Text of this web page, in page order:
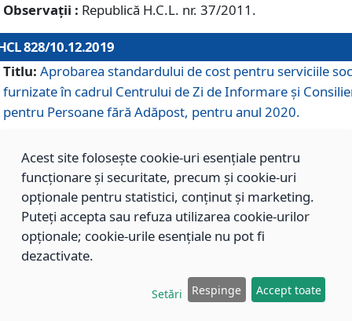
Observații : Republică H.C.L. nr. 37/2011.
828/10.12.2019
Titlu: Aprobarea standardului de cost pentru serviciile
furnizate în cadrul Centrului de Zi de Informare și
pentru Persoane fără Adăpost, pentru anul 2020.
827/10.12.2019
Aprobarea standardului de cost pentru serviciile
furnizate în cadrul Centrului Rezidențial pentru Persoane
Adăpost, pentru anul 2020.
Aprobarea standardului de cost pentru serviciile
Acest site folosește cookie-uri esențiale pentru
funcționare și securitate, precum și cookie-uri
opționale pentru statistici, conținut și marketing.
Puteți accepta sau refuza utilizarea cookie-urilor
opționale; cookie-urile esențiale nu pot fi
dezactivate.
Setări Respinge Accept toate